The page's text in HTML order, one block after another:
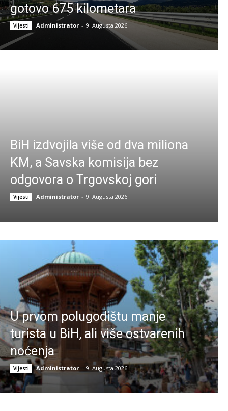
gotovo 675 kilometara
Vijesti Administrator - 9. Augusta 2026.
BiH izdvojila više od dva miliona
KM, a Savska komisija bez
odgovora o Trgovskoj gori
Vijesti Administrator - 9. Augusta 2026.
U prvom polugodištu manje
turista u BiH, ali više ostvarenih
noćenja
Vijesti Administrator - 9. Augusta 2026.